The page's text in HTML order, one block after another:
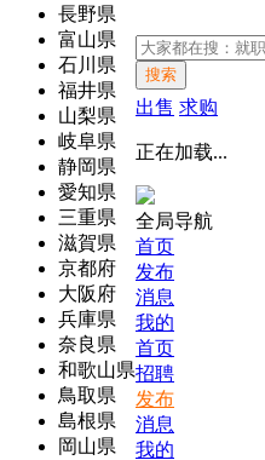
長野県
富山県
石川県
福井県
山梨県
岐阜県
静岡県
愛知県
三重県
滋賀県
京都府
大阪府
兵庫県
奈良県
和歌山県
鳥取県
島根県
岡山県
搜索
出售 求购
正在加载...
全局导航
首页
发布
消息
我的
首页
招聘
发布
消息
我的